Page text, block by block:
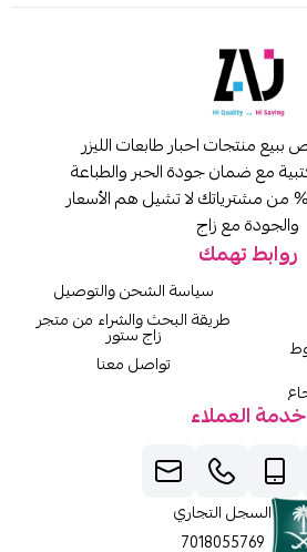
منتجات احبار طابعات الليزر
مع ضمان جودة الحبر والطباعة
وتوفير يصل الى 70% من مشترياتك لا تشيل هم الأسعار
والجودة مع زاج
روابط تهمك
سياسة الشحن والتوصيل
طريقة البحث والشراء من متجر
زاج ستور
تواصل معنا
خدمة العملاء
السجل التجاري
7018055769